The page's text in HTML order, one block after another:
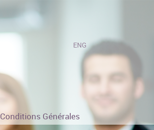
ENG
Conditions Générales